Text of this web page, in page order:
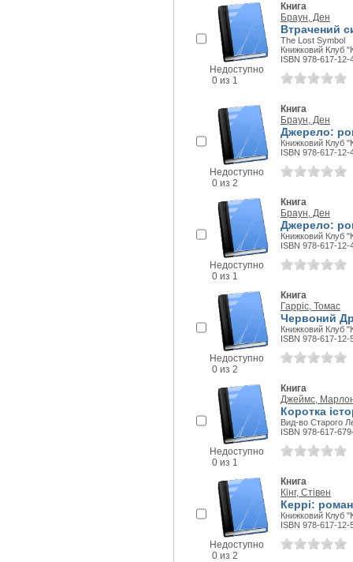
Недоступно
0 из 1
Книга
Браун, Ден
Втрачений
The Lost Symbol
Книжковий Клуб
ISBN 978-617-12-
Недоступно
0 из 2
Книга
Браун, Ден
Джерело:
Книжковий Клуб
ISBN 978-617-12-
Недоступно
0 из 1
Книга
Браун, Ден
Джерело:
Книжковий Клуб
ISBN 978-617-12-
Недоступно
0 из 2
Книга
Гарріс, Томас
Червоний
Книжковий Клуб
ISBN 978-617-12-
Недоступно
0 из 1
Книга
Джеймс,
Коротка
Вид-во Старого
ISBN 978-617-
Недоступно
0 из 2
Книга
Кінг, Стівен
Керрі: роман
Книжковий Клуб
ISBN 978-617-12-